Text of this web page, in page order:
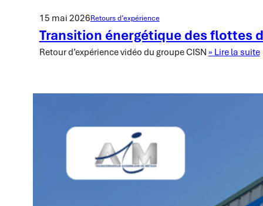
15 mai 2026Retours d’expérience
Transition énergétique des flottes
Retour d’expérience vidéo du groupe CISN » Lire la suite